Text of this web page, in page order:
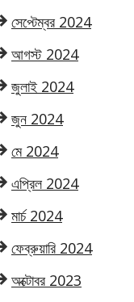
সেপ্টেম্বর 2024
আগস্ট 2024
জুলাই 2024
জুন 2024
মে 2024
এপ্রিল 2024
মার্চ 2024
ফেব্রুয়ারি 2024
অক্টোবর 2023